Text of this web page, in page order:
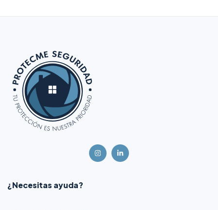
¿Necesitas ayuda?